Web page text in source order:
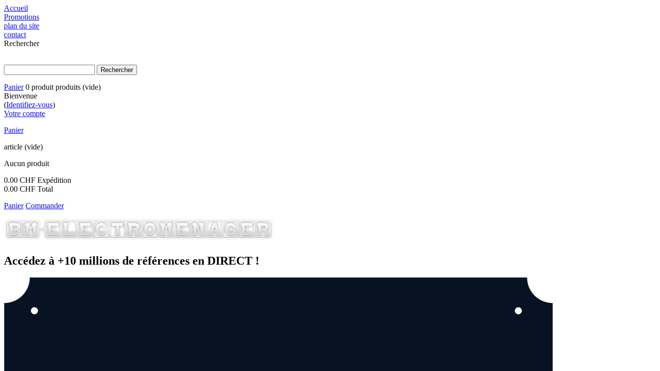
Accueil
Promotions
plan du site
contact
Rechercher
Panier 0 produit produits (vide)
Bienvenue
(Identifiez-vous)
Votre compte
Panier
article (vide)
Aucun produit
0.00 CHF Expédition
0.00 CHF Total
Panier Commander
Accédez à +10 millions de références en DIRECT !